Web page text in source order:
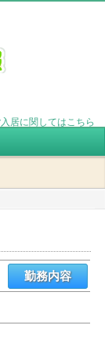
居に関してはこちら
勤務内容